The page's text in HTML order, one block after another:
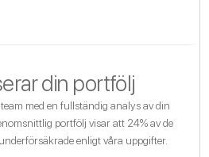
din portfölj
med en fullständig analys av din
portfölj visar att 24% av de
enligt våra uppgifter.